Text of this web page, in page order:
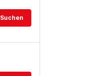
Suchen